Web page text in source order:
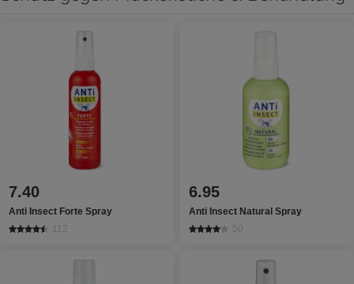
7.40
Anti Insect Forte Spray
112
6.95
Anti Insect Natural Spray
50